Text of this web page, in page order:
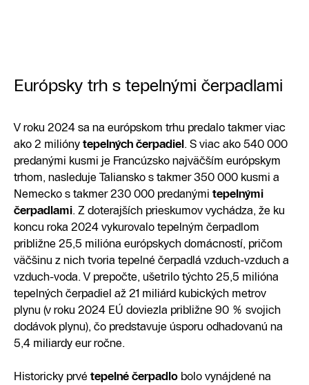
Európsky trh s tepelnými čerpadlami
V roku 2024 sa na európskom trhu predalo takmer viac
ako 2 milióny tepelných čerpadiel. S viac ako 540 000
predanými kusmi je Francúzsko najväčším európskym
trhom, nasleduje Taliansko s takmer 350 000 kusmi a
Nemecko s takmer 230 000 predanými tepelnými
čerpadlami. Z doterajších prieskumov vychádza, že ku
koncu roka 2024 vykurovalo tepelným čerpadlom
približne 25,5 milióna európskych domácností, pričom
väčšinu z nich tvoria tepelné čerpadlá vzduch-vzduch a
vzduch-voda. V prepočte, ušetrilo týchto 25,5 milióna
tepelných čerpadiel až 21 miliárd kubických metrov
plynu (v roku 2024 EÚ doviezla približne 90 % svojich
dodávok plynu), čo predstavuje úsporu odhadovanú na
5,4 miliardy eur ročne.
Historicky prvé tepelné čerpadlo bolo vynájdené na